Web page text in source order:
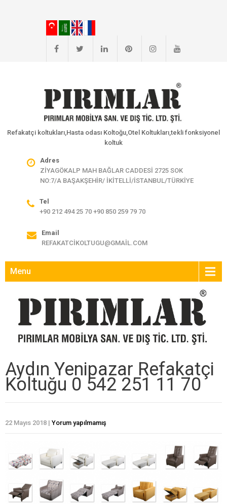
Refakatçi koltukları,Hasta odası Koltoğu,Otel Koltukları,tekli fonksiyonel
koltuk
Adres
ZİYAGÖKALP MAH BAĞLAR CADDESİ 2725 SOK
NO:7/A BAŞAKŞEHİR/ İKİTELLİ/İSTANBUL/TÜRKİYE
Tel
+90 212 494 25 70 +90 850 259 79 70
Email
REFAKATCIKOLTUGU@GMAIL.COM
Menu
Aydın Yenipazar Refakatçi
Koltuğu 0 542 251 11 70
22 Mayıs 2018 | Yorum yapılmamış